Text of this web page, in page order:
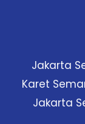
Jakarta
Karet
Jakarta